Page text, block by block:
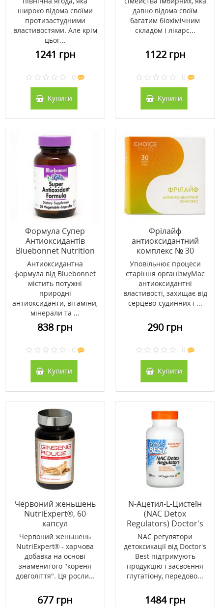
широко відома своїми
протизастудними
властивостями. Але крім
цьог...
1241 грн
0
Купити
давно відома своїм
багатим біохімічним
складом і лікарс...
1122 грн
0
Купити
Формула Супер
Антиоксидантів
Bluebonnet Nutrition
30 вегетаріанських
капсул
Антиоксидантна
формула від Bluebonnet
містить потужні
природні
антиоксиданти, вітаміни,
мінерали та ...
838 грн
0
Купити
Фрілайф
антиоксидантний
комплекс № 30
Уповільнює процеси
старіння організмуМає
антиоксидантні
властивості, захищає від
серцево-судинних і ...
290 грн
0
Купити
Червоний женьшень
NutriExpert®, 60
капсул
Червоний женьшень
NutriExpert® - харчова
добавка на основі
знаменитого "кореня
довголіття". Ця росли...
677 грн
N-Ацетил-L-Цистеїн
(NAC Detox
Regulators) Doctor's
Best 180 капсул
NAC регулятори
детоксикації від Doctor's
Best підтримують
продукцію і засвоєння
глутатіону, передово...
1484 грн